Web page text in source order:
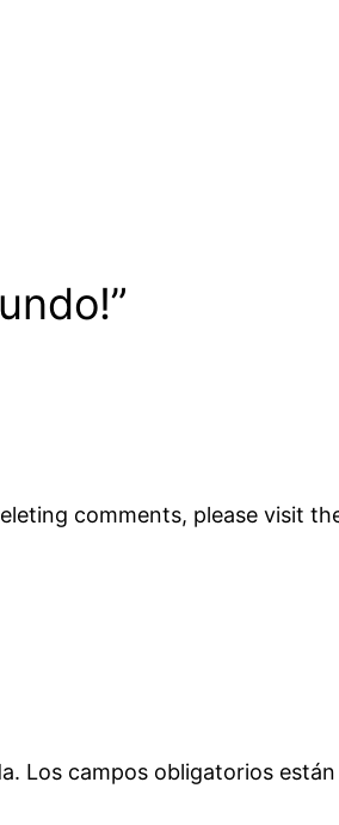
comments, please visit
Los campos obligatorios